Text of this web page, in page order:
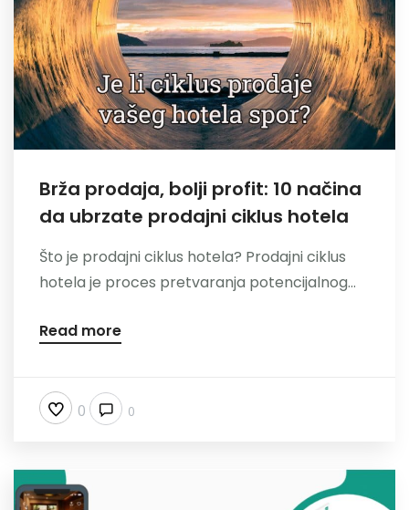
Brža prodaja, bolji profit: 10 načina
da ubrzate prodajni ciklus hotela
Što je prodajni ciklus hotela? Prodajni ciklus
hotela je proces pretvaranja potencijalnog...
Read more
0 0